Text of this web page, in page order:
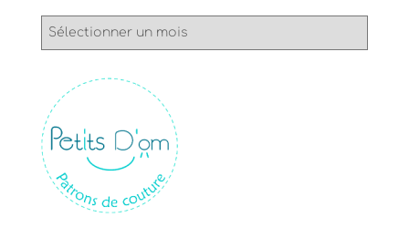
v
e
s